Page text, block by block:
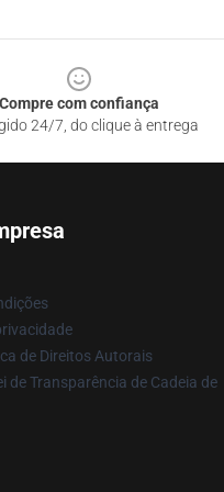
Compre com confiança
24/7, do clique à entrega
de Direitos Autorais
de Transparência de Cadeia de